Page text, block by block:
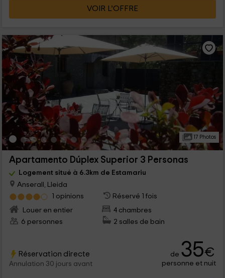
VOIR L’OFFRE
17 Photos
Apartamento Dúplex Superior 3 Personas
Logement situé à 6.3km de Estamariu
Anserall, Lleida
1 opinions
Réservé 1 fois
Louer en entier
4 chambres
6 personnes
2 salles de bain
Réservation directe
Annulation 30 jours avant
de 35€
personne et nuit